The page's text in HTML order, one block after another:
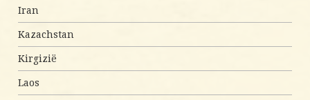
Iran
Kazachstan
Kirgizië
Laos